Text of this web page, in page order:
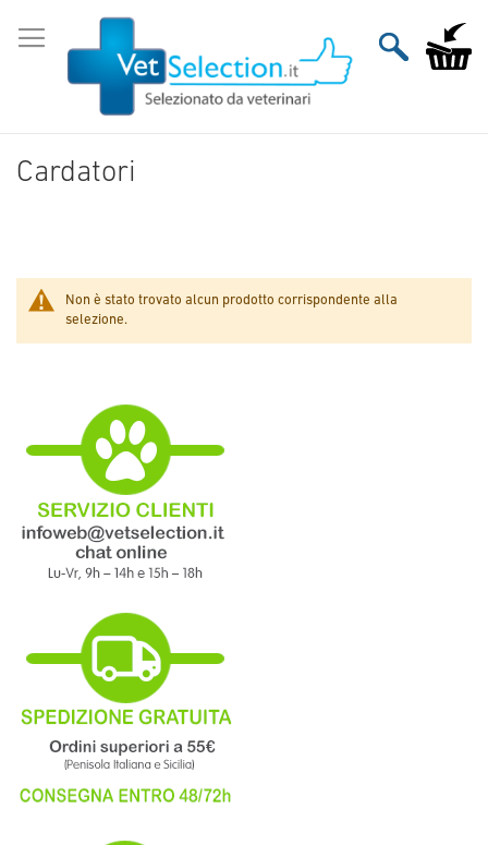
al
contenuto
Carrello
Cardatori
Non è stato trovato alcun prodotto corrispondente alla
selezione.